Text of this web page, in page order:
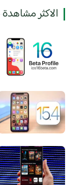
الاكثر مشاهدة